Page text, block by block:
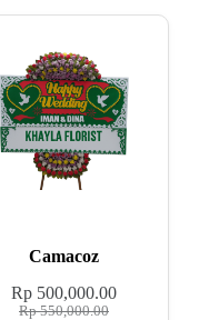
Camacoz
Rp550,000.00
Rp 500,000.00